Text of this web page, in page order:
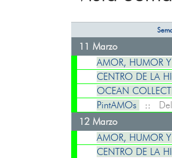
11 Marzo
AMOR, HUMOR
CENTRO DE LA
OCEAN
PintAMOs
::
12 Marzo
AMOR, HUMOR
CENTRO DE LA